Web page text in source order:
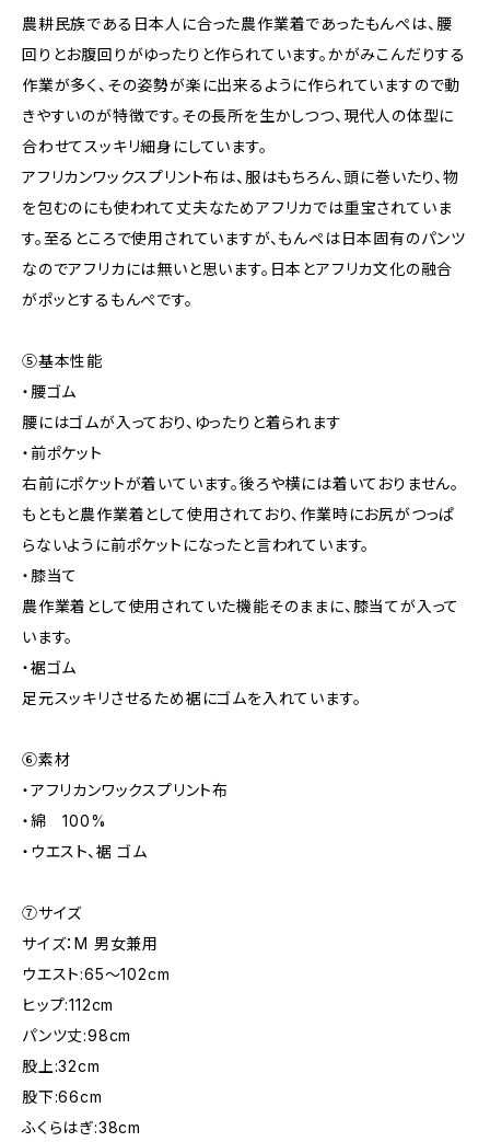
農耕民族である日本人に合った農作業着であったもんぺは、腰
回りとお腹回りがゆったりと作られています。かがみこんだりする
作業が多く、その姿勢が楽に出来るように作られていますので動
きやすいのが特徴です。その長所を生かしつつ、現代人の体型に
合わせてスッキリ細身にしています。
アフリカンワックスプリント布は、服はもちろん、頭に巻いたり、物
を包むのにも使われて丈夫なためアフリカでは重宝されていま
す。至るところで使用されていますが、もんぺは日本固有のパンツ
なのでアフリカには無いと思います。日本とアフリカ文化の融合
がポッとするもんぺです。
⑤基本性能
・腰ゴム
腰にはゴムが入っており、ゆったりと着られます
・前ポケット
右前にポケットが着いています。後ろや横には着いておりません。
もともと農作業着として使用されており、作業時にお尻がつっぱ
らないように前ポケットになったと言われています。
・膝当て
農作業着として使用されていた機能そのままに、膝当てが入って
います。
・裾ゴム
足元スッキリさせるため裾にゴムを入れています。
⑥素材
・アフリカンワックスプリント布
・綿 100%
・ウエスト、裾 ゴム
⑦サイズ
サイズ：M 男女兼用
ウエスト:65～102cm
ヒップ:112cm
パンツ丈:98cm
股上:32cm
股下:66cm
ふくらはぎ:38cm